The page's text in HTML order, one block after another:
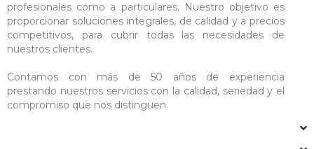
profesionales como a particulares. Nuestro objetivo es
proporcionar soluciones integrales, de calidad y a precios
competitivos, para cubrir todas las necesidades de
nuestros clientes.
Contamos con más de 50 años de experiencia
prestando nuestros servicios con la calidad, seriedad y el
compromiso que nos distinguen.